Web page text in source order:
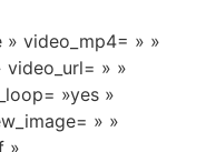
» video_mp4= » »
video_url= » »
»yes »
» »
»